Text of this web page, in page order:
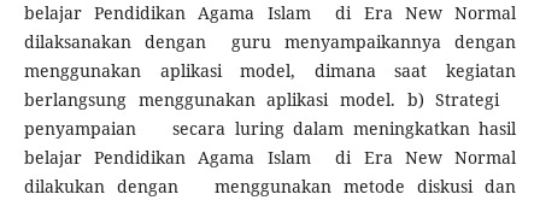
belajar Pendidikan Agama Islam di Era New Normal
dilaksanakan dengan guru menyampaikannya dengan
menggunakan aplikasi model, dimana saat kegiatan
berlangsung menggunakan aplikasi model. b) Strategi
penyampaian
secara luring dalam meningkatkan hasil
belajar Pendidikan Agama Islam di Era New Normal
dilakukan dengan menggunakan metode diskusi dan